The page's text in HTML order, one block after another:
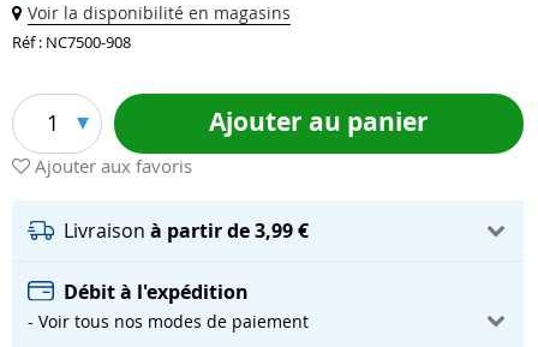
Voir la disponibilité en magasins
Réf : NC7500-908
1 Ajouter au panier
Ajouter aux favoris
Livraison à partir de 3,99 €
Débit à l'expédition
- Voir tous nos modes de paiement